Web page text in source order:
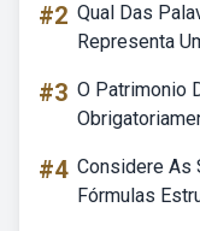
#2 Qual Das
Representa
#3 O Patrimonio
#4 Considere As
Fórmulas